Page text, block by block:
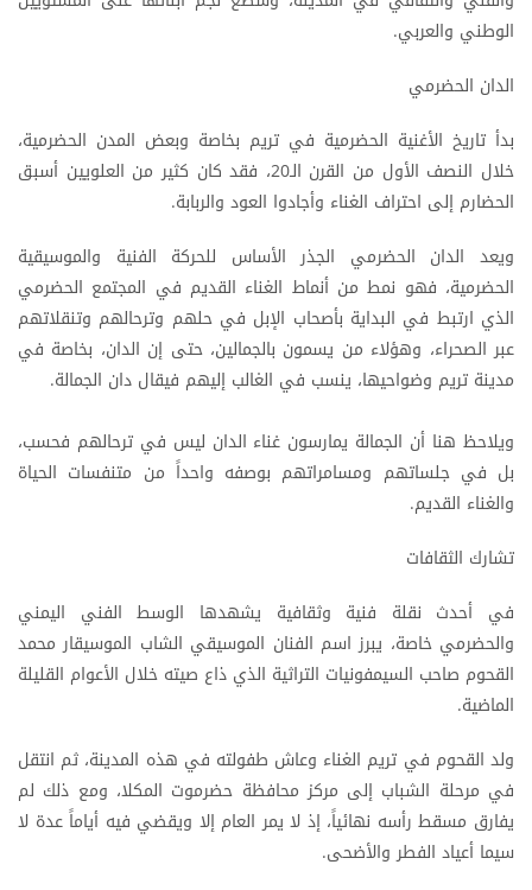
الوطني والعربي.
الدان الحضرمي
بدأ تاريخ الأغنية الحضرمية في تريم بخاصة وبعض المدن الحضرمية،
خلال النصف الأول من القرن الـ20، فقد كان كثير من العلويين أسبق
الحضارم إلى احتراف الغناء وأجادوا العود والربابة.
ويعد الدان الحضرمي الجذر الأساس للحركة الفنية والموسيقية
الحضرمية، فهو نمط من أنماط الغناء القديم في المجتمع الحضرمي
الذي ارتبط في البداية بأصحاب الإبل في حلهم وترحالهم وتنقلاتهم
عبر الصحراء، وهؤلاء من يسمون بالجمالين، حتى إن الدان، بخاصة في
مدينة تريم وضواحيها، ينسب في الغالب إليهم فيقال دان الجمالة.
ويلاحظ هنا أن الجمالة يمارسون غناء الدان ليس في ترحالهم فحسب،
بل في جلساتهم ومسامراتهم بوصفه واحداً من متنفسات الحياة
والغناء القديم.
تشارك الثقافات
في أحدث نقلة فنية وثقافية يشهدها الوسط الفني اليمني
والحضرمي خاصة، يبرز اسم الفنان الموسيقي الشاب الموسيقار محمد
القحوم صاحب السيمفونيات التراثية الذي ذاع صيته خلال الأعوام القليلة
الماضية.
ولد القحوم في تريم الغناء وعاش طفولته في هذه المدينة، ثم انتقل
في مرحلة الشباب إلى مركز محافظة حضرموت المكلا، ومع ذلك لم
يفارق مسقط رأسه نهائياً، إذ لا يمر العام إلا ويقضي فيه أياماً عدة لا
سيما أعياد الفطر والأضحى.